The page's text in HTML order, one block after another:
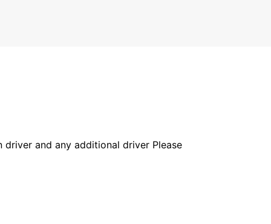
and any additional driver Please